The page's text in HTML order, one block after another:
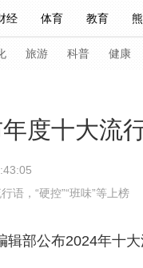
经 体育 教育
习式妙语 热解读
主持人 下载央视影
旅游 科普 健康
熊猫频道 VR/AR
度十大流
语，“硬控”“班味”等上榜
部公布2024年十大